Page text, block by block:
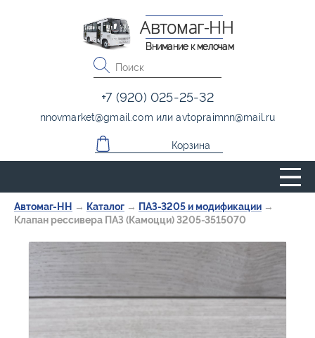
Автомаг-НН → Каталог → ПАЗ-3205 и модификации →
Клапан рессивера ПАЗ (Камоцци) 3205-3515070
Автомаг-НН
Внимание к мелочам
+7 (920) 025-25-32
nnovmarket@gmail.com илиavtopraimnn@mail.ru
Корзина